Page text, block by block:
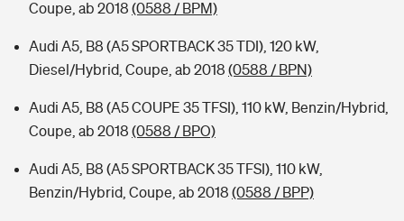
Coupe, ab 2018 (0588 / BPM)
Audi A5, B8 (A5 SPORTBACK 35 TDI), 120 kW,
Diesel/Hybrid, Coupe, ab 2018 (0588 / BPN)
Audi A5, B8 (A5 COUPE 35 TFSI), 110 kW, Benzin/Hybrid,
Coupe, ab 2018 (0588 / BPO)
Audi A5, B8 (A5 SPORTBACK 35 TFSI), 110 kW,
Benzin/Hybrid, Coupe, ab 2018 (0588 / BPP)